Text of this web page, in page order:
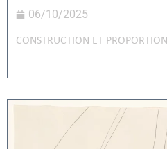
06/10/2025
CONSTRUCTION ET PROPORTION